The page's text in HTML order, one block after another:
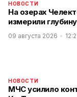
НОВОСТИ
На озерах
измерили
09 августа 2026
НОВОСТИ
МЧС усилило